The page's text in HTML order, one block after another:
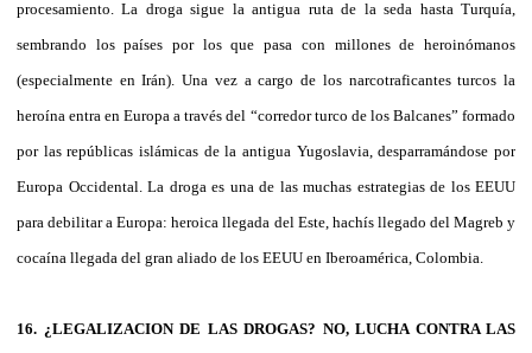
procesamiento. La droga sigue la antigua ruta de la seda hasta Turquía,
sembrando los países por los que pasa con millones de heroinómanos
(especialmente en Irán). Una vez a cargo de los narcotraficantes turcos la
heroína entra en Europa a través del “corredor turco de los Balcanes” formado
por las repúblicas islámicas de la antigua Yugoslavia, desparramándose por
Europa Occidental. La droga es una de las muchas estrategias de los EEUU
para debilitar a Europa: heroica llegada del Este, hachís llegado del Magreb y
cocaína llegada del gran aliado de los EEUU en Iberoamérica, Colombia.
16. ¿LEGALIZACION DE LAS DROGAS? NO, LUCHA CONTRA LAS